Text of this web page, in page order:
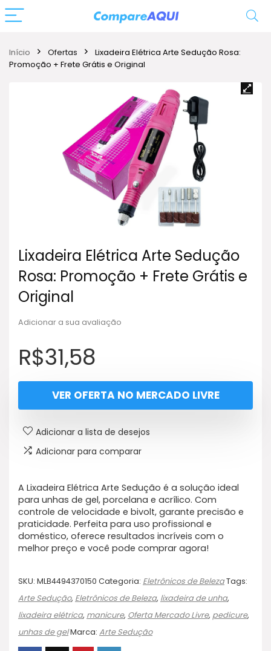
Início Ofertas
Lixadeira Elétrica Arte Sedução Rosa:
Promoção + Frete Grátis e Original
Lixadeira Elétrica Arte Sedução
Rosa: Promoção + Frete Grátis e
Original
Adicionar a sua avaliação
R$31,58
VER OFERTA NO MERCADO LIVRE
Adicionar a lista de desejos
Adicionar para comparar
A Lixadeira Elétrica Arte Sedução é a solução ideal
para unhas de gel, porcelana e acrílico. Com
controle de velocidade e bivolt, garante precisão e
praticidade. Perfeita para uso profissional e
doméstico, oferece resultados incríveis com o
melhor preço e você pode comprar agora!
SKU: MLB4494370150 Categoria: Eletrônicos de BelezaTags:
Arte Sedução, Eletrônicos de Beleza, lixadeira de unha,
lixadeira elétrica, manicure, Oferta Mercado Livre, pedicure,
unhas de gelMarca: Arte Sedução